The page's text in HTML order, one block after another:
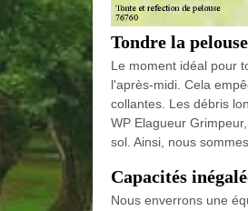
Tondre la
Le moment idéal pour
l'après-midi. Cela
collantes. Les débris
WP Elagueur
sol. Ainsi, nous
Capacités
Nous enverrons une